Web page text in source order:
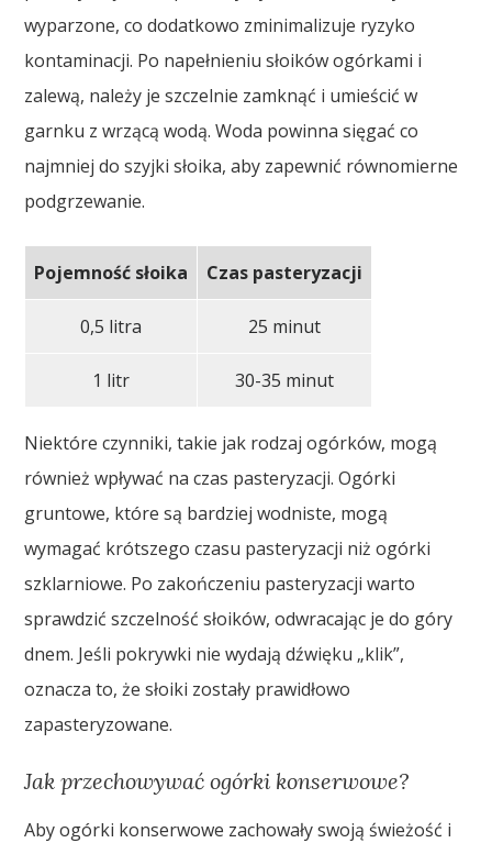
wyparzone, co dodatkowo zminimalizuje ryzyko
kontaminacji. Po napełnieniu słoików ogórkami i
zalewą, należy je szczelnie zamknąć i umieścić w
garnku z wrzącą wodą. Woda powinna sięgać co
najmniej do szyjki słoika, aby zapewnić równomierne
podgrzewanie.
Pojemność słoika Czas pasteryzacji
0,5 litra 25 minut
1 litr 30-35 minut
Niektóre czynniki, takie jak rodzaj ogórków, mogą
również wpływać na czas pasteryzacji. Ogórki
gruntowe, które są bardziej wodniste, mogą
wymagać krótszego czasu pasteryzacji niż ogórki
szklarniowe. Po zakończeniu pasteryzacji warto
sprawdzić szczelność słoików, odwracając je do góry
dnem. Jeśli pokrywki nie wydają dźwięku „klik”,
oznacza to, że słoiki zostały prawidłowo
zapasteryzowane.
Jak przechowywać ogórki konserwowe?
Aby ogórki konserwowe zachowały swoją świeżość i